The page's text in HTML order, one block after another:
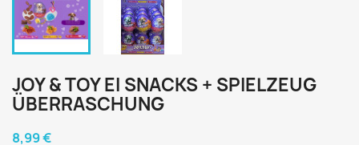
JOY & TOY EI SNACKS + SPIELZEUG
ÜBERRASCHUNG
8,99 €